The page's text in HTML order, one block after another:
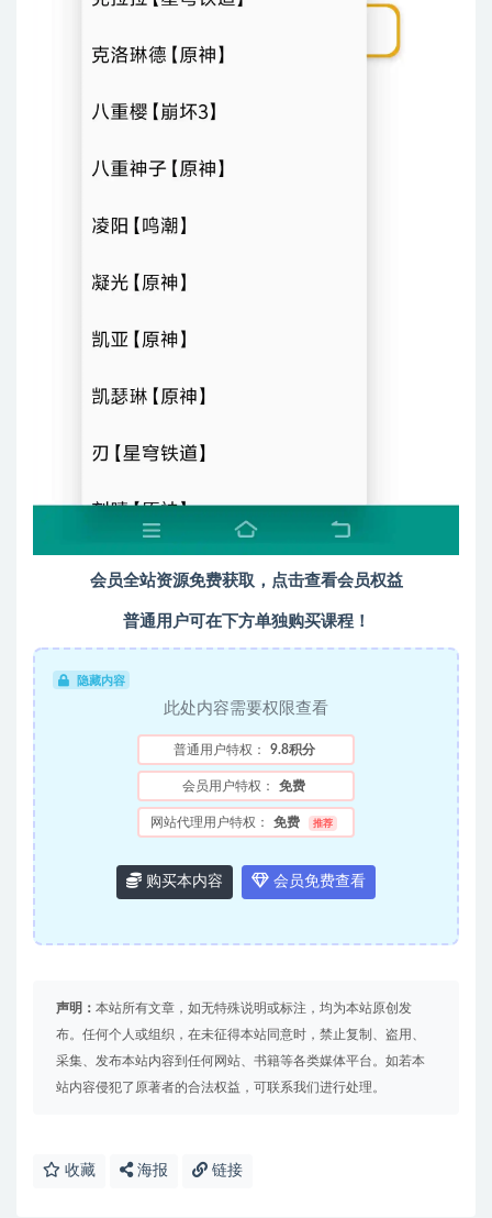
会员全站资源免费获取，点击查看会员权益
普通用户可在下方单独购买课程！
隐藏内容
此处内容需要权限查看
普通用户特权： 9.8积分
会员用户特权： 免费
网站代理用户特权： 免费 推荐
购买本内容 会员免费查看
声明： 本站所有文章，如无特殊说明或标注，均为本站原创发
布。任何个人或组织，在未征得本站同意时，禁止复制、盗用、
采集、发布本站内容到任何网站、书籍等各类媒体平台。如若本
站内容侵犯了原著者的合法权益，可联系我们进行处理。
收藏 海报 链接